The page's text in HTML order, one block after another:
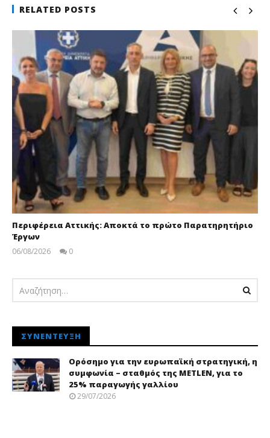
RELATED POSTS
Περιφέρεια Αττικής: Αποκτά το πρώτο Παρατηρητήριο
Έργων
06/08/2026
0
ΣΥΝΈΝΤΕΥΞΗ
Ορόσημο για την ευρωπαϊκή στρατηγική, η
συμφωνία – σταθμός της METLEN, για το
25% παραγωγής γαλλίου
29/07/2026